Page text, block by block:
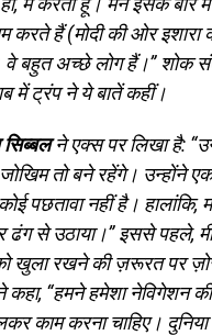
करते हैं (मोदी की ओर
वे बहुत अच्छे लोग हैं।” शोक
में ट्रंप ने ये बातें कहीं।
ने एक्स पर लिखा है:
तो बने रहेंगे।
पछतावा नहीं है। हालांकि,
से उठाया।” इससे पहले,
खुला रखने की ज़रूरत पर
कहा, “हमने हमेशा नेविगेशन
काम करना चाहिए। दुनिया